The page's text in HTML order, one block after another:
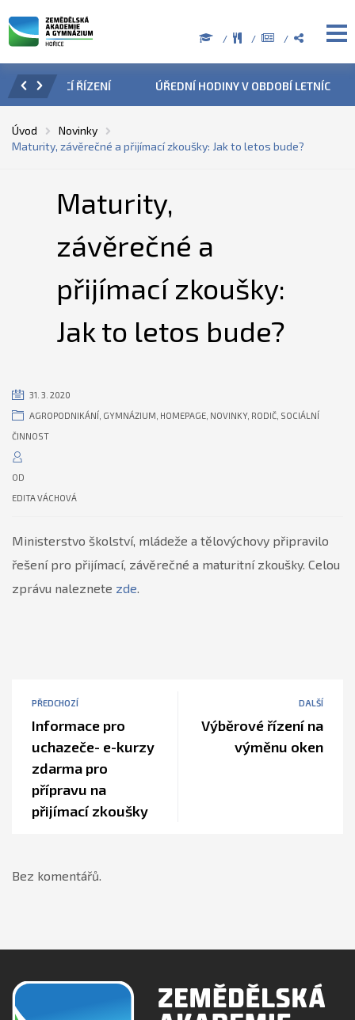
ÚŘEDNÍ HODINY V OBDOBÍ LETNÍCH PRÁZDNIN
Úvod
Novinky
Maturity, závěrečné a přijímací zkoušky: Jak to letos bude?
Maturity,
závěrečné a
přijímací zkoušky:
Jak to letos bude?
31. 3. 2020
AGROPODNIKÁNÍ GYMNÁZIUM HOMEPAGE NOVINKY, RODIČ SOCIÁLNÍ
ČINNOST
OD
EDITA VÁCHOVÁ
Ministerstvo školství, mládeže a tělovýchovy připravilo
řešení pro přijímací, závěrečné a maturitní zkoušky. Celou
zprávu naleznete zde.
PŘEDCHOZÍ
Informace pro
uchazeče- e-kurzy
zdarma pro
přípravu na
přijímací zkoušky
DALŠÍ
Výběrové řízení na
výměnu oken
Bez komentářů.